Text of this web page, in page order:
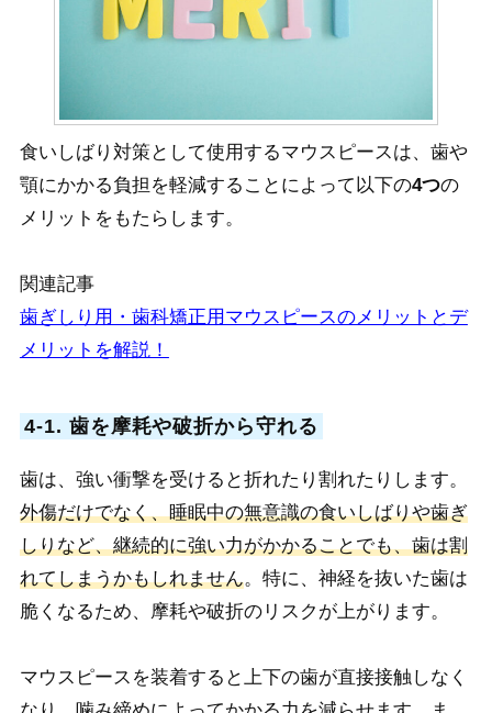
食いしばり対策として使用するマウスピースは、歯や
顎にかかる負担を軽減することによって以下の4つの
メリットをもたらします。
関連記事
歯ぎしり用・歯科矯正用マウスピースのメリットとデ
メリットを解説！
4-1. 歯を摩耗や破折から守れる
歯は、強い衝撃を受けると折れたり割れたりします。
外傷だけでなく、睡眠中の無意識の食いしばりや歯ぎ
しりなど、継続的に強い力がかかることでも、歯は割
れてしまうかもしれません。特に、神経を抜いた歯は
脆くなるため、摩耗や破折のリスクが上がります。
マウスピースを装着すると上下の歯が直接接触しなく